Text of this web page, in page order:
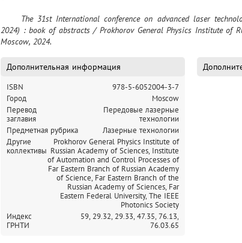
2024) : book of abstracts / Prokhorov General Physics Institute of
Moscow, 2024.
Дополнительная информация
ISBN
978-5-6052004-3-7
Город
Moscow
Перевод
заглавия
Передовые лазерные
технологии
Предметная рубрика
Лазерные технологии
Другие
коллективы
Prokhorov General Physics Institute of
Russian Academy of Sciences, Institute
of Automation and Control Processes of
Far Eastern Branch of Russian Academy
of Science, Far Eastern Branch of the
Russian Academy of Sciences, Far
Eastern Federal University, The IEEE
Photonics Society
Индекс
ГРНТИ
59, 29.32, 29.33, 47.35, 76.13,
76.03.65